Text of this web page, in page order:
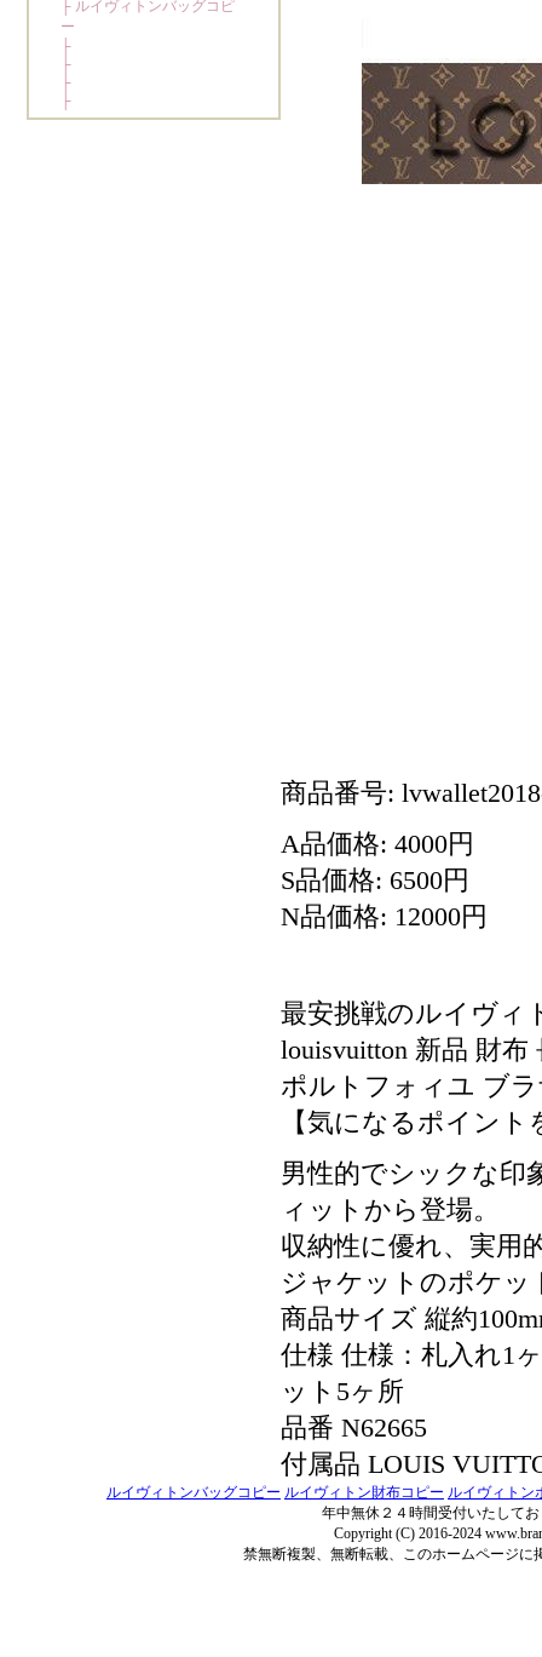
商品番号:
A品価格: 4000円
S品価格: 6500円
N品価格: 12000円
最安挑戦のルイヴィ
louisvuitton 新品 財
ポルトフォィユ ブ
【気になるポイント
男性的でシックな印
ィットから登場。
収納性に優れ、実用
ジャケットのポケ
商品サイズ 縦約
仕様 仕様：札入れ1
ット5ヶ所
品番 N62665
付属品 LOUIS
ルイヴィトンバッグコピー ルイヴィトン財布コピー ルイヴィトン
年中無休２４時間受付いたして
Copyright (C) 2016-2024
禁無断複製、無断転載、このホームページ